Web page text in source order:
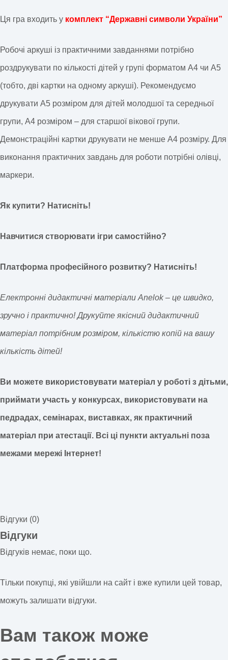
Ця гра входить у комплект “Державні символи України”
Робочі аркуші із практичними завданнями потрібно
роздрукувати по кількості дітей у групі форматом А4 чи А5
(тобто, дві картки на одному аркуші). Рекомендуємо
друкувати А5 розміром для дітей молодшої та середньої
групи, А4 розміром – для старшої вікової групи.
Демонстраційні картки друкувати не менше А4 розміру. Для
виконання практичних завдань для роботи потрібні олівці,
маркери.
Як купити? Натисніть!
Навчитися створювати ігри самостійно?
Платформа професійного розвитку? Натисніть!
Електронні дидактичні матеріали Anelok – це швидко,
зручно і практично! Друкуйте якісний дидактичний
матеріал потрібним розміром, кількістю копій на вашу
кількість дітей!
Ви можете використовувати матеріал у роботі з дітьми,
приймати участь у конкурсах, використовувати на
педрадах, семінарах, виставках, як практичний
матеріал при атестації. Всі ці пункти актуальні поза
межами мережі Інтернет!
Відгуки (0)
Відгуки
Відгуків немає, поки що.
Тільки покупці, які увійшли на сайт і вже купили цей товар,
можуть залишати відгуки.
Вам також може